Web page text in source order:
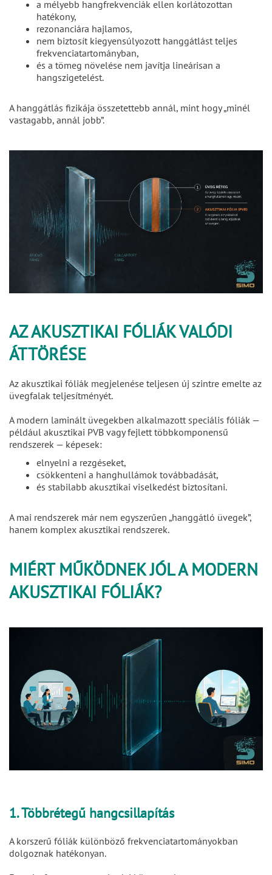
a mélyebb hangfrekvenciák ellen korlátozottan
hatékony,
rezonanciára hajlamos,
nem biztosít kiegyensúlyozott hanggátlást teljes
frekvenciatartományban,
és a tömeg növelése nem javítja lineárisan a
hangszigetelést.
A hanggátlás fizikája összetettebb annál, mint hogy „minél
vastagabb, annál jobb”.
AZ AKUSZTIKAI FÓLIÁK VALÓDI
ÁTTÖRÉSE
Az akusztikai fóliák megjelenése teljesen új szintre emelte az
üvegfalak teljesítményét.
A modern laminált üvegekben alkalmazott speciális fóliák —
például akusztikai PVB vagy fejlett többkomponensű
rendszerek — képesek:
elnyelni a rezgéseket,
csökkenteni a hanghullámok továbbadását,
és stabilabb akusztikai viselkedést biztosítani.
A mai rendszerek már nem egyszerűen „hanggátló üvegek”,
hanem komplex akusztikai rendszerek.
MIÉRT MŰKÖDNEK JÓL A MODERN
AKUSZTIKAI FÓLIÁK?
1. Többrétegű hangcsillapítás
A korszerű fóliák különböző frekvenciatartományokban
dolgoznak hatékonyan.